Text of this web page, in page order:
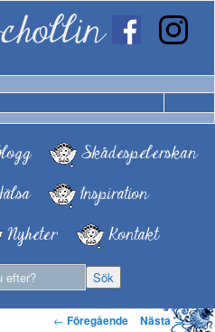
Skådespelerskan
Inspiration
Nyheter Kontakt
Inläggsnavigering
← Föregående Nästa→